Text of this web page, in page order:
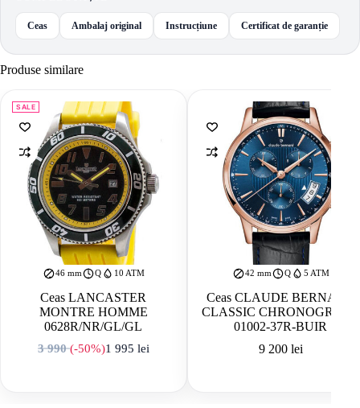
Ceas Ambalaj original Instrucțiune Certificat de garanție
Produse similare
SALE
46 mm Q 10 ATM
Ceas LANCASTER
MONTRE HOMME
0628R/NR/GL/GL
3 990(-50%)
Prețul inițial a fost: 3 990 lei.
1 995 lei
Prețul curent este: 1 995 lei.
42 mm Q 5 ATM
Ceas CLAUDE BERNARD
CLASSIC CHRONOGRAPH
01002-37R-BUIR
9 200 lei